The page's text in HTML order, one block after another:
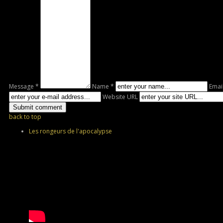
Message * Name *
Website URL
back to top
Les rongeurs de l'apocalypse